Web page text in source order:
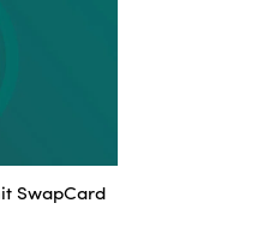
SwapCard